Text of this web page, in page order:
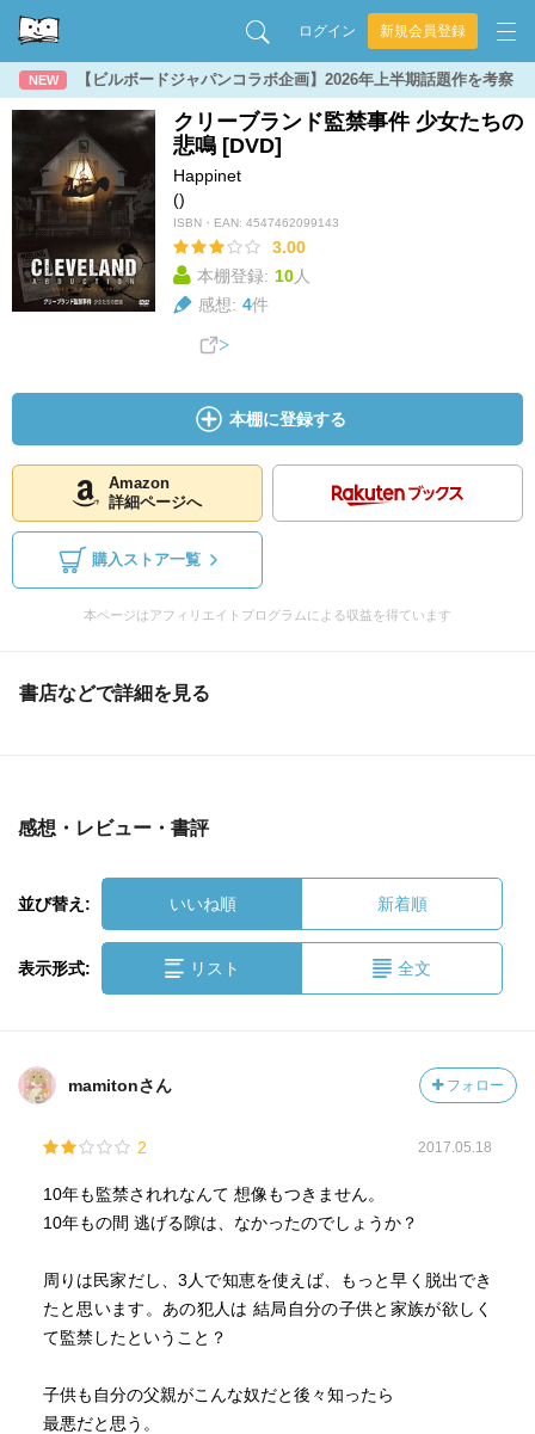
ログイン 新規会員登録
NEW 【ビルボードジャパンコラボ企画】2026年上半期話題作を考察
クリーブランド監禁事件 少女たちの
悲鳴 [DVD]
Happinet
()
ISBN・EAN: 4547462099143
3.00
本棚登録: 10人
感想: 4件
本棚に登録する
Amazon
詳細ページへ
購入ストア一覧
本ページはアフィリエイトプログラムによる収益を得ています
書店などで詳細を見る
感想・レビュー・書評
並び替え: いいね順 新着順
表示形式: リスト 全文
mamitonさん フォロー
2 2017.05.18
10年も監禁されれなんて 想像もつきません。
10年もの間 逃げる隙は、なかったのでしょうか？
周りは民家だし、3人で知恵を使えば、もっと早く脱出でき
たと思います。あの犯人は 結局自分の子供と家族が欲しく
て監禁したということ？
子供も自分の父親がこんな奴だと後々知ったら
最悪だと思う。